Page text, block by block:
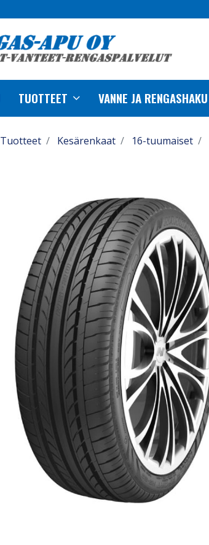
TUOTTEET VANNE JA RENGASHAKU
Tuotteet Kesärenkaat 16-tuumaiset